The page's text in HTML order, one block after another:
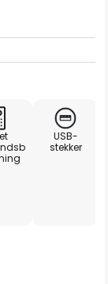
USB-
stekker